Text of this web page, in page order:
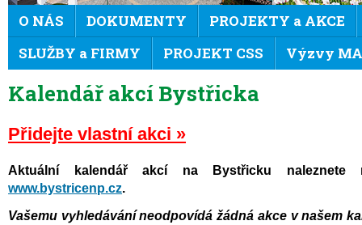
O NÁS DOKUMENTY
PROJEKTY a AKCE
SLUŽBY a FIRMY
PROJEKT CSS Výzvy
Kalendář akcí Bystřicka
Přidejte vlastní akci »
Aktuální kalendář akcí na Bystřicku naleznete
www.bystricenp.cz.
Vašemu vyhledávání neodpovídá žádná akce v našem